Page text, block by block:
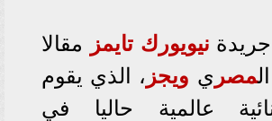
نيويورك تايمز
مقالا
المصر ي ويجز ، الذي يقوم
عالمية حاليا في